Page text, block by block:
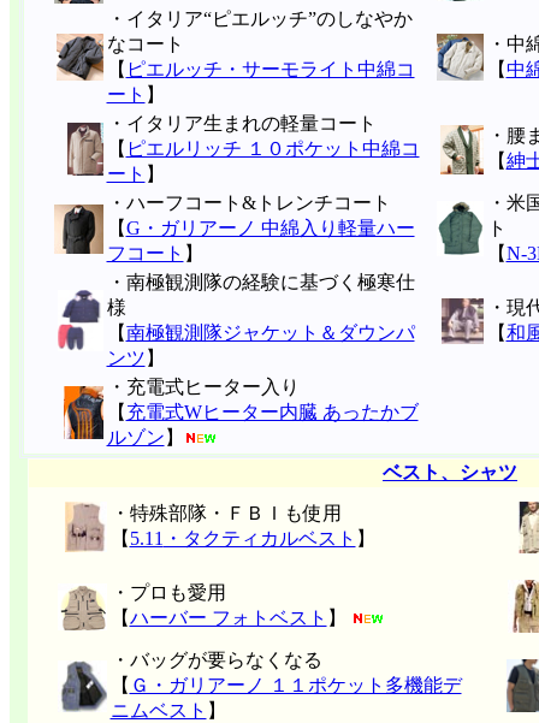
・イタリア“ピエルッチ”のしなやか
なコート
【 ピエルッチ・サーモライト中綿コ
ート 】
・中
【中
・イタリア生まれの軽量コート
【 ピエルリッチ １０ポケット中綿コ
ート 】
・腰
【紳
・ハーフコート&トレンチコート
【G・ガリアーノ 中綿入り軽量ハー
フコート 】
・米
ト
【N-
・南極観測隊の経験に基づく極寒仕
様
【南極観測隊ジャケット＆ダウンパ
ンツ 】
・現
【和
・充電式ヒーター入り
【 充電式Wヒーター内臓 あったかブ
ルゾン 】
ベスト、シャツ
・特殊部隊・ＦＢＩも使用
【 5.11 ・タクティカルベスト 】
・プロも愛用
【ハーバー フォトベスト 】
・バッグが要らなくなる
【 Ｇ・ガリアーノ １１ポケット多機能デ
ニムベスト 】